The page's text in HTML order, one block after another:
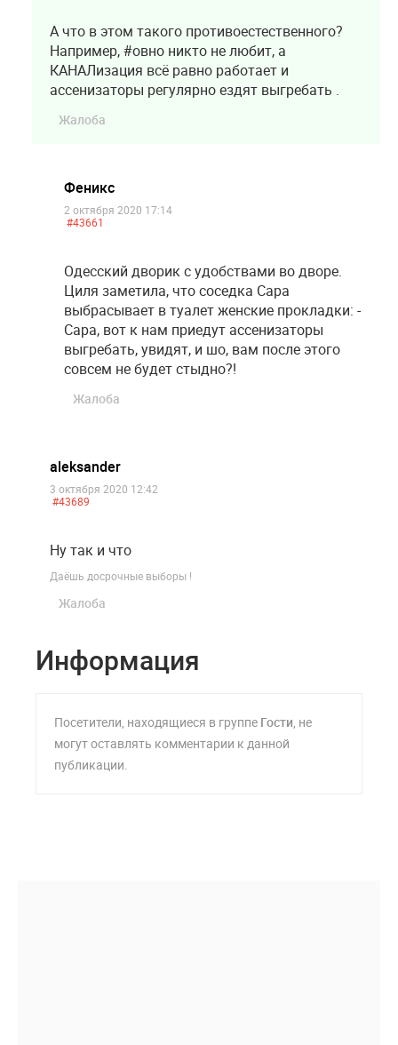
А что в этом такого противоестественного?
Например, #овно никто не любит, а
КАНАЛизация всё равно работает и
ассенизаторы регулярно ездят выгребать .
Жалоба
Феникс
2 октября 2020 17:14
#43661
Одесский дворик с удобствами во дворе.
Циля заметила, что соседка Сара
выбрасывает в туалет женские прокладки: -
Сара, вот к нам приедут ассенизаторы
выгребать, увидят, и шо, вам после этого
совсем не будет стыдно?!
Жалоба
aleksander
3 октября 2020 12:42
#43689
Ну так и что
Даёшь досрочные выборы !
Жалоба
Информация
Посетители, находящиеся в группе Гости , не
могут оставлять комментарии к данной
публикации.